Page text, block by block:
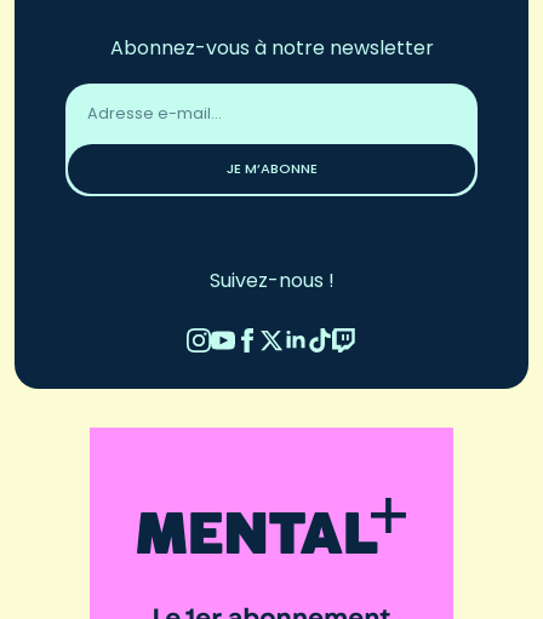
Abonnez-vous à notre newsletter
Adresse
email
JE M’ABONNE
Suivez-nous !